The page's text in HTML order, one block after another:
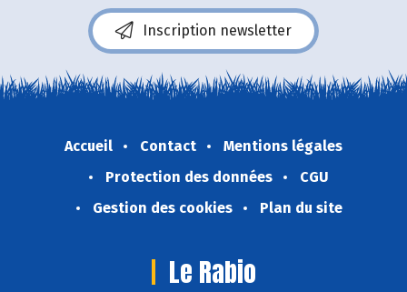
Inscription newsletter
Accueil Contact
Mentions légales
Protection des données
CGU
Gestion des cookies
Plan du site
Le Rabio